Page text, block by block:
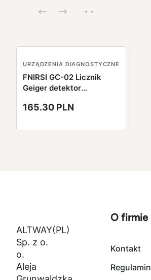
URZĄDZENIA DIAGNOSTYCZNE
FNIRSI GC-02 Licznik
Geiger detektor
jądrowego
165.30 PLN
ALTWAY(PL)
Sp. z o.
o.
Aleja
O firmie
Kontakt
Regulamin